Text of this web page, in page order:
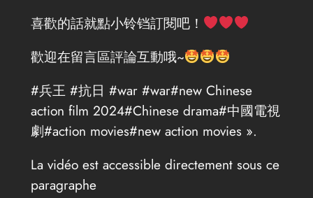
喜歡的話就點小铃铛訂閱吧！
歡迎在留言區評論互動哦~
#兵王 #抗日 #war #war#new Chinese
action film 2024#Chinese drama#中國電視
劇#action movies#new action movies ».
La vidéo est accessible directement sous ce
paragraphe